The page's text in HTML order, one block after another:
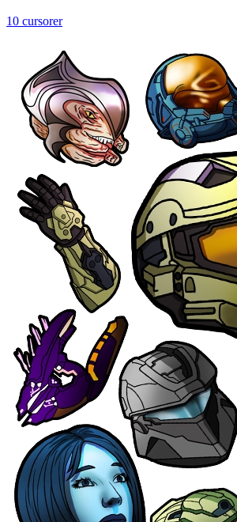
10 cursorer